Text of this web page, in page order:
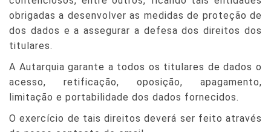
obrigadas a desenvolver as medidas de proteção de
dos dados e a assegurar a defesa dos direitos dos
titulares.
A Autarquia garante a todos os titulares de dados o
acesso, retificação, oposição, apagamento,
limitação e portabilidade dos dados fornecidos.
O exercício de tais direitos deverá ser feito através